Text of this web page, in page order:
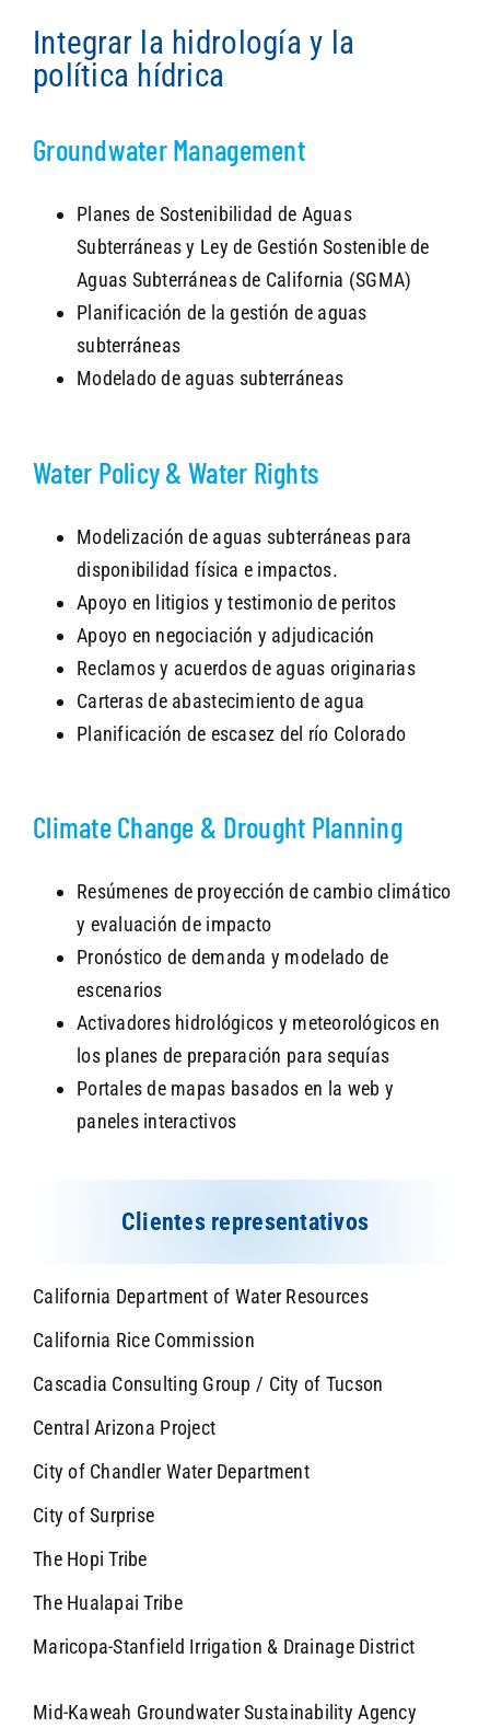
Integrar la hidrología y la
política hídrica
Groundwater Management
Planes de Sostenibilidad de Aguas
Subterráneas y Ley de Gestión Sostenible de
Aguas Subterráneas de California (SGMA)
Planificación de la gestión de aguas
subterráneas
Modelado de aguas subterráneas
Water Policy & Water Rights
Modelización de aguas subterráneas para
disponibilidad física e impactos.
Apoyo en litigios y testimonio de peritos
Apoyo en negociación y adjudicación
Reclamos y acuerdos de aguas originarias
Carteras de abastecimiento de agua
Planificación de escasez del río Colorado
Climate Change & Drought Planning
Resúmenes de proyección de cambio climático
y evaluación de impacto
Pronóstico de demanda y modelado de
escenarios
Activadores hidrológicos y meteorológicos en
los planes de preparación para sequías
Portales de mapas basados en la web y
paneles interactivos
Clientes representativos
California Department of Water Resources
California Rice Commission
Cascadia Consulting Group / City of Tucson
Central Arizona Project
City of Chandler Water Department
City of Surprise
The Hopi Tribe
The Hualapai Tribe
Maricopa-Stanfield Irrigation & Drainage District
Mid-Kaweah Groundwater Sustainability Agency